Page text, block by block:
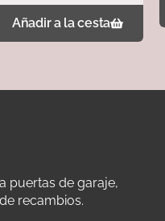
Añadir a la cesta
puertas de garaje,
recambios.